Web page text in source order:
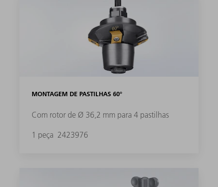
MONTAGEM DE PASTILHAS 60°
Com rotor de Ø 36,2 mm para 4 pastilhas
1 peça 2423976